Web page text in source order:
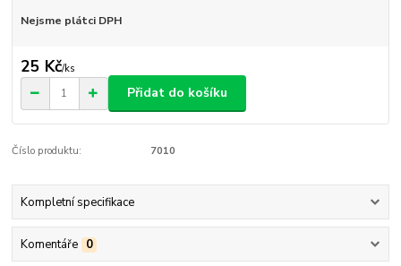
Nejsme plátci DPH
25 Kč/ks
Přidat do košíku
Číslo produktu: 7010
Kompletní specifikace
Komentáře 0